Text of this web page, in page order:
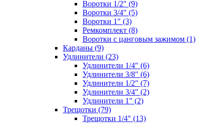
Воротки 1/2" (9)
Воротки 3/4" (5)
Воротки 1" (3)
Ремкомплект (8)
Воротки с цанговым зажимом (1)
Карданы (9)
Удлинители (23)
Удлинители 1/4" (6)
Удлинители 3/8" (6)
Удлинители 1/2" (7)
Удлинители 3/4" (2)
Удлинители 1" (2)
Трещотки (79)
Трещотки 1/4" (13)